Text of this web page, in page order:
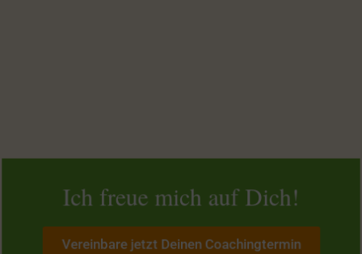
Ich freue mich auf Dich!
Vereinbare jetzt Deinen Coachingtermin